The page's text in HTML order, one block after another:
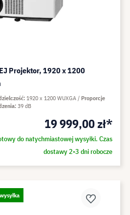
Projektor, 1920 x 1200
19 999,00 zł*
do natychmiastowej wysyłki. Czas
dostawy 2-3 dni robocze
1920 x 1200 WUXGA
Proporcje
39 dB